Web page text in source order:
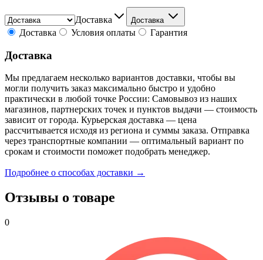
Доставка Доставка
Доставка Условия оплаты Гарантия
Доставка
Мы предлагаем несколько вариантов доставки, чтобы вы
могли получить заказ максимально быстро и удобно
практически в любой точке России: Самовывоз из наших
магазинов, партнерских точек и пунктов выдачи — стоимость
зависит от города. Курьерская доставка — цена
рассчитывается исходя из региона и суммы заказа. Отправка
через транспортные компании — оптимальный вариант по
срокам и стоимости поможет подобрать менеджер.
Подробнее о способах доставки →
Отзывы о товаре
0